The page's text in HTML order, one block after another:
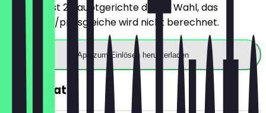
Du bestellst 2 Hauptgerichte deiner Wahl, das
günstigere/preisgleiche wird nicht berechnet.
App zum Einlösen herunterladen
30% Rabatt